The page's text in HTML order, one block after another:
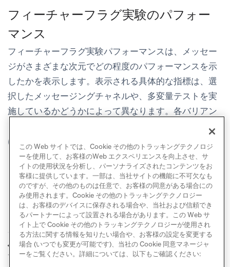
フィーチャーフラグ実験のパフォー
マンス
フィーチャーフラグ実験パフォーマンスは、メッセー
ジがさまざまな次元でどの程度のパフォーマンスを示
したかを表示します。表示される具体的な指標は、選
択したメッセージングチャネルや、多変量テストを実
施しているかどうかによって異なります。各バリアン
は、
前へ キャンバス のフィー
チャーフラグ
次へ FAQ
この Web サイトでは、Cookie その他のトラッキングテクノロジ
ーを使用して、お客様のWeb エクスペリエンスを向上させ、サ
イトの使用状況を分析し、パーソナライズされたコンテンツをお
客様に提供しています。一部は、当社サイトの機能に不可欠なも
のですが、その他のものは任意で、お客様の同意がある場合にの
み使用されます。Cookie その他のトラッキングテクノロジー
は、お客様のデバイスに保存される場合や、当社および信頼でき
るパートナーによって設置される場合があります。この Web サ
イト上で Cookie その他のトラッキングテクノロジーが使用され
る方法に関する情報を知りたい場合や、お客様の設定を変更する
場合 (いつでも変更が可能です)、当社の Cookie 同意マネージャ
ーをご覧ください。詳細については、以下もご確認ください: